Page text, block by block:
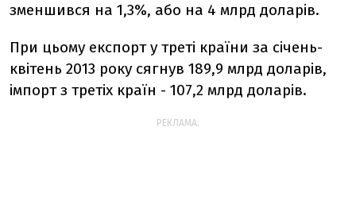
зменшився на 1,3%, або на 4 млрд доларів.
При цьому експорт у треті країни за січень-
квітень 2013 року сягнув 189,9 млрд доларів,
імпорт з третіх країн - 107,2 млрд доларів.
РЕКЛАМА: